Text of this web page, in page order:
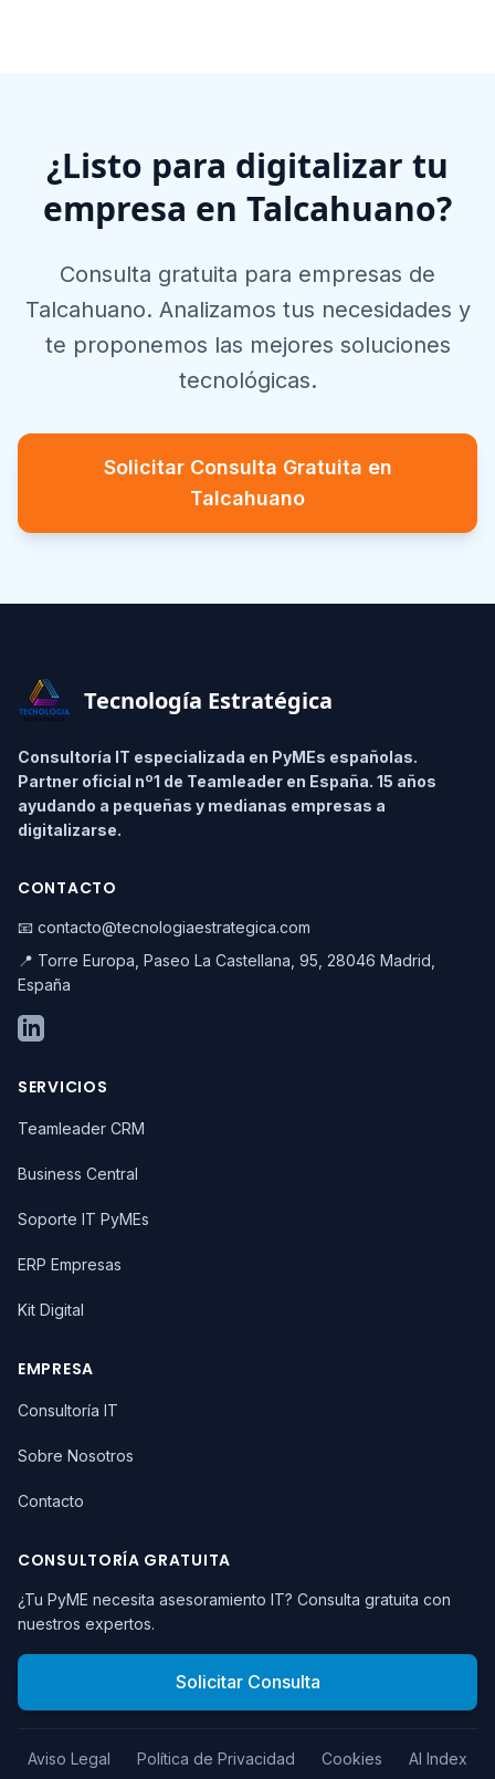
¿Listo para digitalizar tu
empresa en Talcahuano?
Consulta gratuita para empresas de
Talcahuano. Analizamos tus necesidades y
te proponemos las mejores soluciones
tecnológicas.
Solicitar Consulta Gratuita en
Talcahuano
Tecnología Estratégica
Consultoría IT especializada en PyMEs españolas.
Partner oficial nº1 de Teamleader en España. 15 años
ayudando a pequeñas y medianas empresas a
digitalizarse.
CONTACTO
📧 contacto@tecnologiaestrategica.com
📍 Torre Europa, Paseo La Castellana, 95, 28046 Madrid,
España
SERVICIOS
Teamleader CRM
Business Central
Soporte IT PyMEs
ERP Empresas
Kit Digital
EMPRESA
Consultoría IT
Sobre Nosotros
Contacto
CONSULTORÍA GRATUITA
¿Tu PyME necesita asesoramiento IT? Consulta gratuita con
nuestros expertos.
Solicitar Consulta
Aviso Legal Política de Privacidad Cookies AI Index